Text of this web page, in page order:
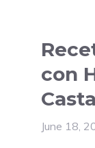
con
June 18,